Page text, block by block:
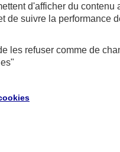
Retraite
d'afficher du contenu
de suivre la performance
les refuser comme de
"